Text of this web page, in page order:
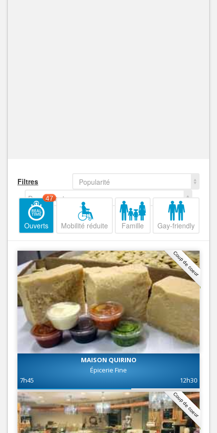
Filtres
Popularité
Decroissant
Ouverts
47
Mobilité réduite Famille Gay-friendly
Coup de coeur
MAISON QUIRINO
Épicerie Fine
7h45
12h30
Coup de coeur